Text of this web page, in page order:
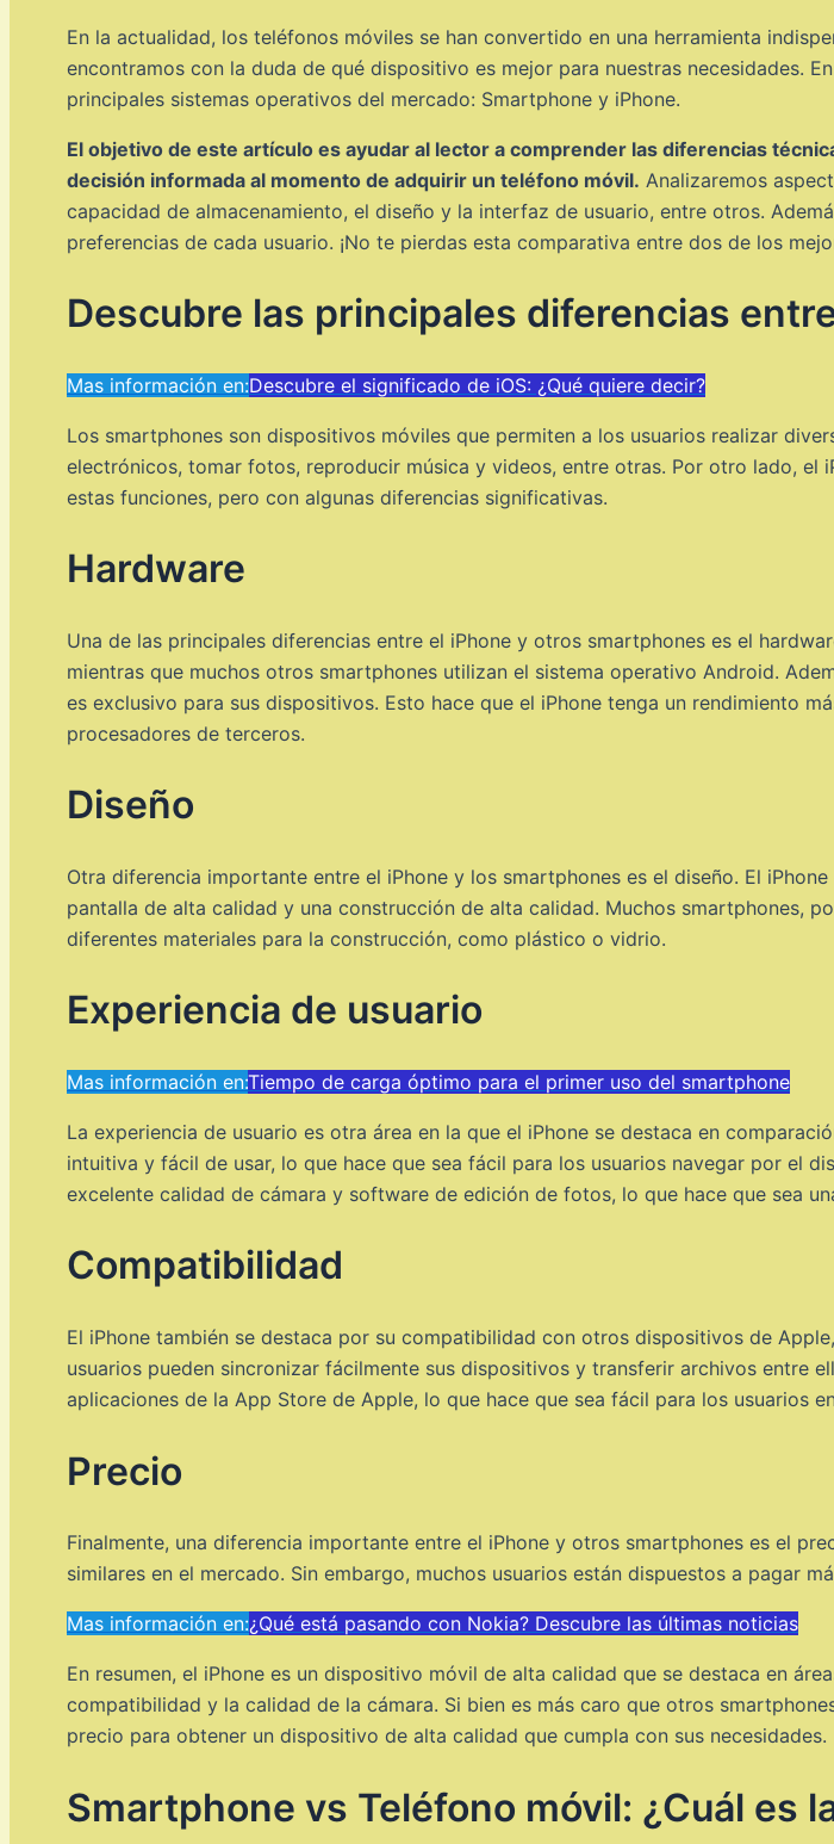
En la actualidad, los teléfonos móviles se han convertido en una herramienta
encontramos con la duda de qué dispositivo es mejor para nuestras necesidades.
principales sistemas operativos del mercado: Smartphone y iPhone.
El objetivo de este artículo es ayudar al lector a comprender las diferencias
decisión informada al momento de adquirir un teléfono móvil. Analizaremos
capacidad de almacenamiento, el diseño y la interfaz de usuario, entre otros.
preferencias de cada usuario. ¡No te pierdas esta comparativa entre dos de los
Descubre las principales diferencias
Mas información en:Descubre el significado de iOS: ¿Qué quiere decir?
Los smartphones son dispositivos móviles que permiten a los usuarios realizar
electrónicos, tomar fotos, reproducir música y videos, entre otras. Por otro lado, el
estas funciones, pero con algunas diferencias significativas.
Hardware
Una de las principales diferencias entre el iPhone y otros smartphones es el
mientras que muchos otros smartphones utilizan el sistema operativo Android.
es exclusivo para sus dispositivos. Esto hace que el iPhone tenga un rendimiento
procesadores de terceros.
Diseño
Otra diferencia importante entre el iPhone y los smartphones es el diseño. El
pantalla de alta calidad y una construcción de alta calidad. Muchos smartphones,
diferentes materiales para la construcción, como plástico o vidrio.
Experiencia de usuario
Mas información en:Tiempo de carga óptimo para el primer uso del smartphone
La experiencia de usuario es otra área en la que el iPhone se destaca en
intuitiva y fácil de usar, lo que hace que sea fácil para los usuarios navegar por el
excelente calidad de cámara y software de edición de fotos, lo que hace que sea
Compatibilidad
El iPhone también se destaca por su compatibilidad con otros dispositivos de
usuarios pueden sincronizar fácilmente sus dispositivos y transferir archivos entre
aplicaciones de la App Store de Apple, lo que hace que sea fácil para los usuarios
Precio
Finalmente, una diferencia importante entre el iPhone y otros smartphones es el
similares en el mercado. Sin embargo, muchos usuarios están dispuestos a pagar
Mas información en:¿Qué está pasando con Nokia? Descubre las últimas noticias
En resumen, el iPhone es un dispositivo móvil de alta calidad que se destaca en
compatibilidad y la calidad de la cámara. Si bien es más caro que otros
precio para obtener un dispositivo de alta calidad que cumpla con sus necesidades.
Smartphone vs Teléfono móvil: ¿Cuál es